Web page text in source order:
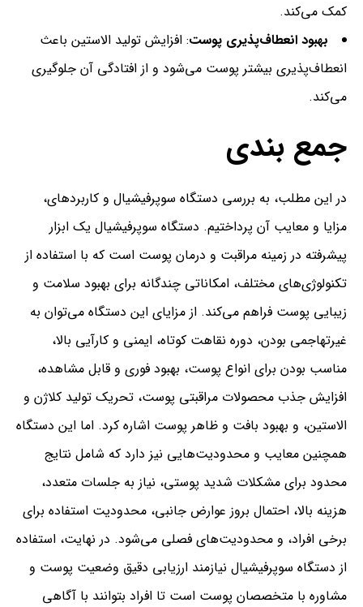
کمک می‌کند.
بهبود انعطاف‌پذیری پوست: افزایش تولید الاستین باعث
انعطاف‌پذیری بیشتر پوست می‌شود و از افتادگی آن جلوگیری
می‌کند.
جمع بندی
در این مطلب، به بررسی دستگاه سوپرفیشیال و کاربردهای،
مزایا و معایب آن پرداختیم. دستگاه سوپرفیشیال یک ابزار
پیشرفته در زمینه مراقبت و درمان پوست است که با استفاده از
تکنولوژی‌های مختلف، امکاناتی چندگانه برای بهبود سلامت و
زیبایی پوست فراهم می‌کند. از مزایای این دستگاه می‌توان به
غیرتهاجمی بودن، دوره نقاهت کوتاه، ایمنی و کارآیی بالا،
مناسب بودن برای انواع پوست، بهبود فوری و قابل مشاهده،
افزایش جذب محصولات مراقبتی پوست، تحریک تولید کلاژن و
الاستین، و بهبود بافت و ظاهر پوست اشاره کرد. اما این دستگاه
همچنین معایب و محدودیت‌هایی نیز دارد که شامل نتایج
محدود برای مشکلات شدید پوستی، نیاز به جلسات متعدد،
هزینه بالا، احتمال بروز عوارض جانبی، محدودیت استفاده برای
برخی افراد، و محدودیت‌های فصلی می‌شود. در نهایت، استفاده
از دستگاه سوپرفیشیال نیازمند ارزیابی دقیق وضعیت پوست و
مشاوره با متخصصان پوست است تا افراد بتوانند با آگاهی